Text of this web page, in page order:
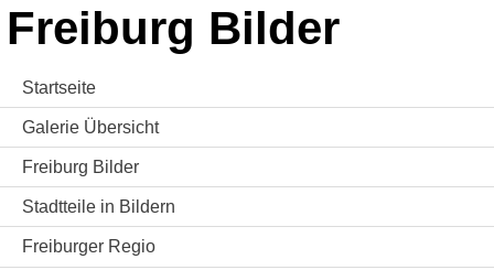
Freiburg Bilder
Startseite
Galerie Übersicht
Freiburg Bilder
Stadtteile in Bildern
Freiburger Regio